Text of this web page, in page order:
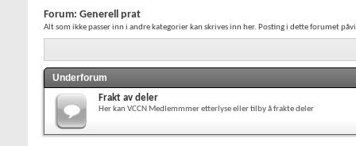
Forum: Generell prat
Alt som ikke passer inn i andre kategorier kan skrives inn her. Posting i dette forumet
Underforum
Frakt av deler
Her kan VCCN Medlemmmer etterlyse eller tilby å frakte deler